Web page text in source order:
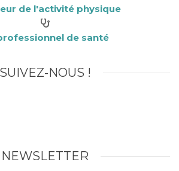
de l'activité physique
de santé
SUIVEZ-NOUS !
NEWSLETTER